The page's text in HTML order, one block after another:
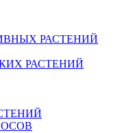
РАСТЕНИЙ
РАСТЕНИЙ